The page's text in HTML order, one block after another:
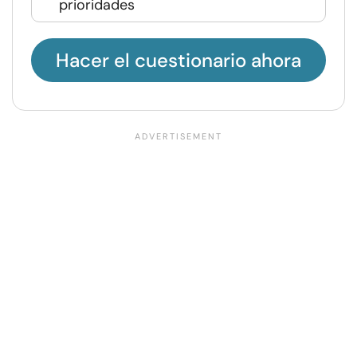
prioridades
Hacer el cuestionario ahora